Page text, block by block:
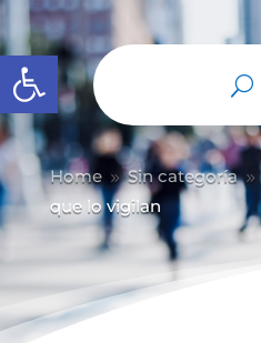
Abrir barra de herramientas
Home 9 Sin categoría 9
que lo vigilan